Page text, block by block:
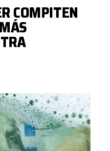
COMPITEN